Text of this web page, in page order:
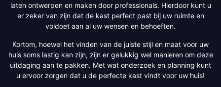
laten ontwerpen en maken door professionals. Hierdoor kunt u
er zeker van zijn dat de kast perfect past bij uw ruimte en
voldoet aan al uw wensen en behoeften.
Kortom, hoewel het vinden van de juiste stijl en maat voor uw
huis soms lastig kan zijn, zijn er gelukkig wel manieren om deze
uitdaging aan te pakken. Met wat onderzoek en planning kunt
u ervoor zorgen dat u de perfecte kast vindt voor uw huis!